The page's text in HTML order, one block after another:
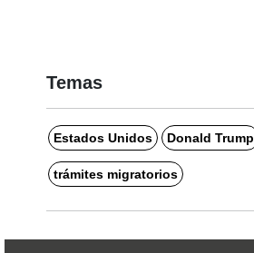
Temas
Estados Unidos Donald Trump
trámites migratorios